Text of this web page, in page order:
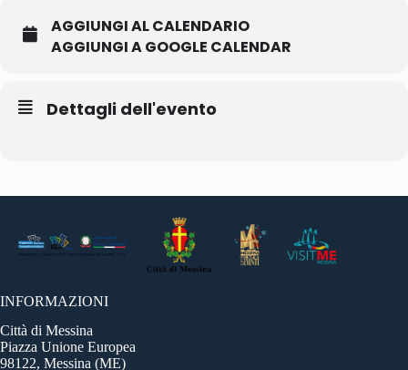
AGGIUNGI AL CALENDARIO
AGGIUNGI A GOOGLE CALENDAR
Dettagli dell'evento
INFORMAZIONI
Città di Messina
Piazza Unione Europea
98122, Messina (ME)